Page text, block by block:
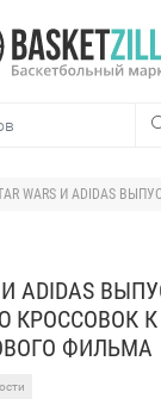
WARS И ADIDAS ВЫПУСТЯТ КОЛЛЕКЦИЮ КРОССОВОК К
И ADIDAS
КРОССОВОК К
ФИЛЬМА